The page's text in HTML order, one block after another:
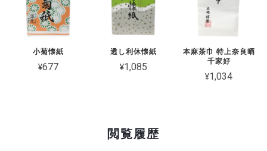
小菊懐紙
¥677
透し利休懐紙
¥1,085
本麻茶巾 特上奈良晒
千家好
¥1,034
閲覧履歴